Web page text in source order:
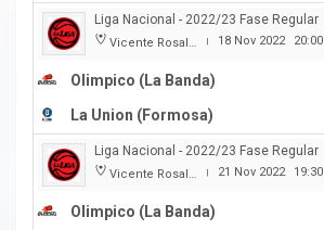
Liga Nacional - 2022/23 Fase Regular
Vicente Rosales | 18 Nov 2022 20:00
Olimpico (La Banda)
La Union (Formosa)
Liga Nacional - 2022/23 Fase Regular
Vicente Rosales | 21 Nov 2022 19:30
Olimpico (La Banda)